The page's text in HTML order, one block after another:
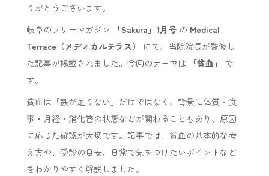
りがとうございます。
岐阜のフリーマガジン
「Sakura」1月号の Medical
Terrace（メディカルテラス）
にて、当院院長が監修し
た記事が掲載されました。今回のテーマは
「貧血」
で
す。
貧血は「鉄が足りない」だけではなく、背景に体質・食
事・月経・消化管の状態などが関わることもあり、原因
に応じた確認が大切です。記事では、貧血の基本的な考
え方や、受診の目安、日常で気をつけたいポイントなど
をわかりやすく解説しました。